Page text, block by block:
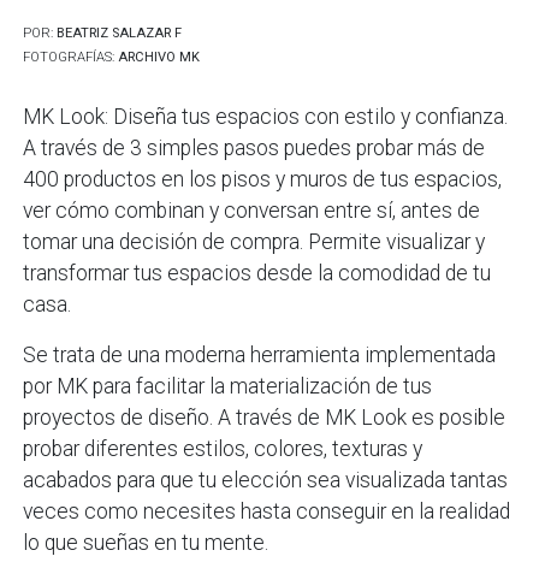
POR: BEATRIZ SALAZAR F
FOTOGRAFÍAS:ARCHIVO MK
MK Look: Diseña tus espacios con estilo y confianza.
A través de 3 simples pasos puedes probar más de
400 productos en los pisos y muros de tus espacios,
ver cómo combinan y conversan entre sí, antes de
tomar una decisión de compra. Permite visualizar y
transformar tus espacios desde la comodidad de tu
casa.
Se trata de una moderna herramienta implementada
por MK para facilitar la materialización de tus
proyectos de diseño. A través de MK Look es posible
probar diferentes estilos, colores, texturas y
acabados para que tu elección sea visualizada tantas
veces como necesites hasta conseguir en la realidad
lo que sueñas en tu mente.